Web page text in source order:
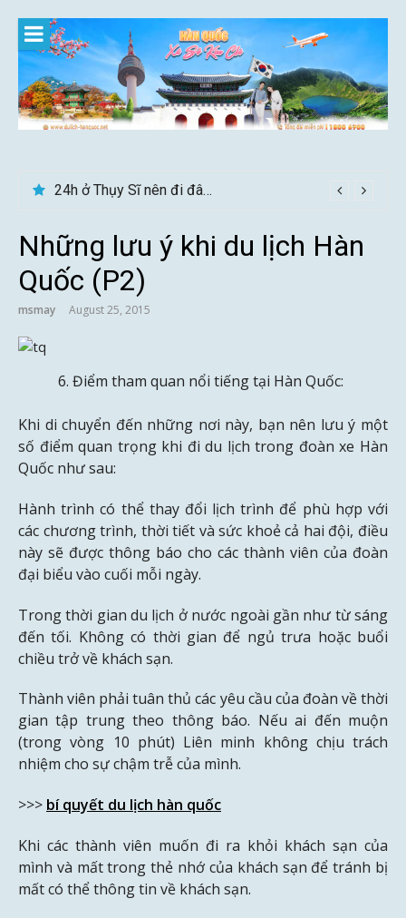
content
24h ở Thụy Sĩ nên đi đâu, chơi gì?
Du lịch Sri Lanka – Bật mí nên đi mùa nào đẹp
Những lưu ý khi du lịch Hàn
Quốc (P2)
msmay August 25, 2015
Điểm tham quan nổi tiếng tại Hàn Quốc:
Khi di chuyển đến những nơi này, bạn nên lưu ý một
số điểm quan trọng khi đi du lịch trong đoàn xe Hàn
Quốc như sau:
Hành trình có thể thay đổi lịch trình để phù hợp với
các chương trình, thời tiết và sức khoẻ cả hai đội, điều
này sẽ được thông báo cho các thành viên của đoàn
đại biểu vào cuối mỗi ngày.
Trong thời gian du lịch ở nước ngoài gần như từ sáng
đến tối. Không có thời gian để ngủ trưa hoặc buổi
chiều trở về khách sạn.
Thành viên phải tuân thủ các yêu cầu của đoàn về thời
gian tập trung theo thông báo. Nếu ai đến muộn
(trong vòng 10 phút) Liên minh không chịu trách
nhiệm cho sự chậm trễ của mình.
>>> bí quyết du lịch hàn quốc
Khi các thành viên muốn đi ra khỏi khách sạn của
mình và mất trong thẻ nhớ của khách sạn để tránh bị
mất có thể thông tin về khách sạn.